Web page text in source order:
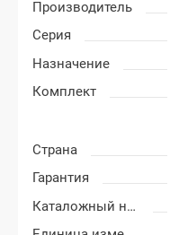
Производитель
Серия
Назначение
Комплект
Страна
Гарантия
Каталожный номер